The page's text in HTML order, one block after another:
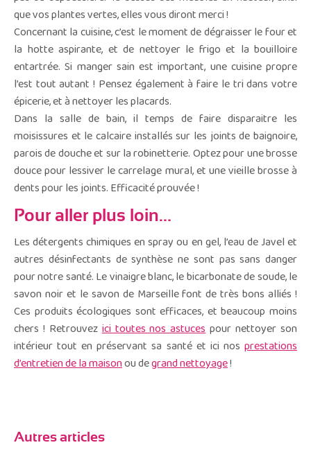
que vos plantes vertes, elles vous diront merci !
Concernant la cuisine, c’est le moment de dégraisser le four et
la hotte aspirante, et de nettoyer le frigo et la bouilloire
entartrée. Si manger sain est important, une cuisine propre
l’est tout autant ! Pensez également à faire le tri dans votre
épicerie, et à nettoyer les placards.
Dans la salle de bain, il temps de faire disparaitre les
moisissures et le calcaire installés sur les joints de baignoire,
parois de douche et sur la robinetterie. Optez pour une brosse
douce pour lessiver le carrelage mural, et une vieille brosse à
dents pour les joints. Efficacité prouvée !
Pour aller plus loin…
Les détergents chimiques en spray ou en gel, l’eau de Javel et
autres désinfectants de synthèse ne sont pas sans danger
pour notre santé. Le vinaigre blanc, le bicarbonate de soude, le
savon noir et le savon de Marseille font de très bons alliés !
Ces produits écologiques sont efficaces, et beaucoup moins
chers ! Retrouvezici toutes nos astucespour nettoyer son
intérieur tout en préservant sa santé et ici nos prestations
d’entretien de la maisonou degrand nettoyage!
Autres articles